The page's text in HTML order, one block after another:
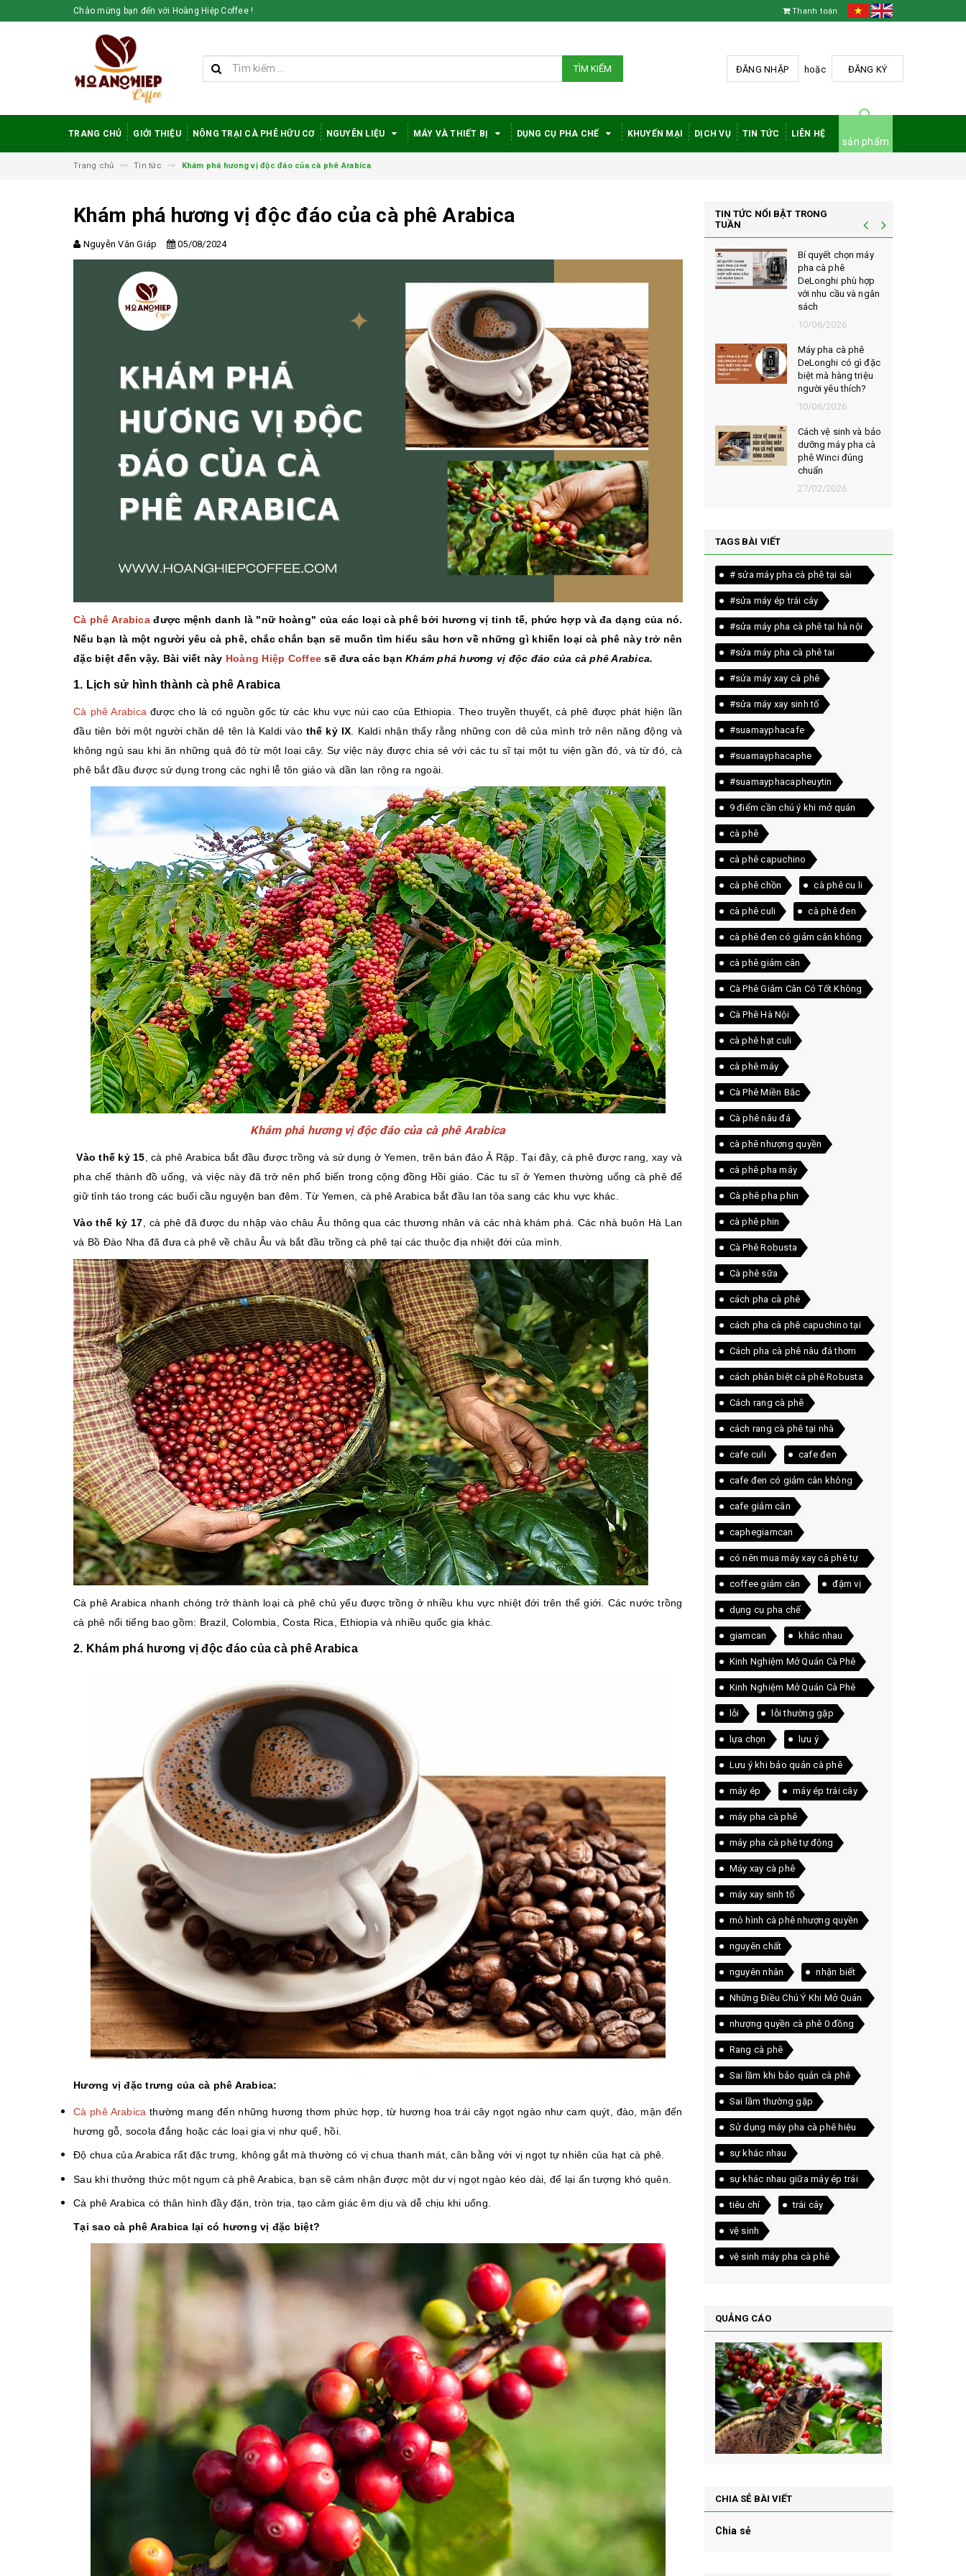
Chào mừng bạn đến với Hoàng Hiệp Coffee ! Thanh toán
TÌM KIẾM ĐĂNG NHẬP hoặc ĐĂNG KÝ
TRANG CHỦ GIỚI THIỆU NÔNG TRẠI CÀ PHÊ HỮU CƠ NGUYÊN LIỆU MÁY VÀ THIẾT BỊ DỤNG CỤ PHA CHẾ KHUYẾN MẠI DỊCH VỤ TIN TỨC LIÊN HỆ
sản phẩm
Trang chủ Tin tức Khám phá hương vị độc đáo của cà phê Arabica
Khám phá hương vị độc đáo của cà phê Arabica
Nguyễn Văn Giáp 05/08/2024
Cà phê Arabicađược mệnh danh là "nữ hoàng" của các loại cà phê bởi hương vị tinh tế, phức hợp và đa dạng của nó.
Nếu bạn là một người yêu cà phê, chắc chắn bạn sẽ muốn tìm hiểu sâu hơn về những gì khiến loại cà phê này trở nên
đặc biệt đến vậy. Bài viết này Hoàng Hiệp Coffeesẽ đưa các bạn Khám phá hương vị độc đáo của cà phê Arabica.
1. Lịch sử hình thành cà phê Arabica
Cà phê Arabica được cho là có nguồn gốc từ các khu vực núi cao của Ethiopia. Theo truyền thuyết, cà phê được phát hiện lần
đầu tiên bởi một người chăn dê tên là Kaldi vào thế kỷ IX . Kaldi nhận thấy rằng những con dê của mình trở nên năng động và
không ngủ sau khi ăn những quả đỏ từ một loại cây. Sự việc này được chia sẻ với các tu sĩ tại một tu viện gần đó, và từ đó, cà
phê bắt đầu được sử dụng trong các nghi lễ tôn giáo và dần lan rộng ra ngoài.
Khám phá hương vị độc đáo của cà phê Arabica
Vào thế kỷ 15 , cà phê Arabica bắt đầu được trồng và sử dụng ở Yemen, trên bán đảo Ả Rập. Tại đây, cà phê được rang, xay và
pha chế thành đồ uống, và việc này đã trở nên phổ biến trong cộng đồng Hồi giáo. Các tu sĩ ở Yemen thường uống cà phê để
giữ tỉnh táo trong các buổi cầu nguyện ban đêm. Từ Yemen, cà phê Arabica bắt đầu lan tỏa sang các khu vực khác.
Vào thế kỷ 17 , cà phê đã được du nhập vào châu Âu thông qua các thương nhân và các nhà khám phá. Các nhà buôn Hà Lan
và Bồ Đào Nha đã đưa cà phê về châu Âu và bắt đầu trồng cà phê tại các thuộc địa nhiệt đới của mình.
Cà phê Arabica nhanh chóng trở thành loại cà phê chủ yếu được trồng ở nhiều khu vực nhiệt đới trên thế giới. Các nước trồng
cà phê nổi tiếng bao gồm: Brazil, Colombia, Costa Rica, Ethiopia và nhiều quốc gia khác.
2. Khám phá hương vị độc đáo của cà phê Arabica
Hương vị đặc trưng của cà phê Arabica:
Cà phê Arabica thường mang đến những hương thơm phức hợp, từ hương hoa trái cây ngọt ngào như cam quýt, đào, mận đến
hương gỗ, socola đắng hoặc các loại gia vị như quế, hồi.
Độ chua của Arabica rất đặc trưng, không gắt mà thường có vị chua thanh mát, cân bằng với vị ngọt tự nhiên của hạt cà phê.
Sau khi thưởng thức một ngụm cà phê Arabica, bạn sẽ cảm nhận được một dư vị ngọt ngào kéo dài, để lại ấn tượng khó quên.
Cà phê Arabica có thân hình đầy đặn, tròn trịa, tạo cảm giác êm dịu và dễ chịu khi uống.
Tại sao cà phê Arabica lại có hương vị đặc biệt?
TIN TỨC NỔI BẬT TRONG
TUẦN
cà phê hạt rang
mộc thơm ngon,
chuẩn vị
Những tiêu chí đánh
giá một loại bột cà
phê nguyên chất
ngon
DeLonghi phù hợp
với nhu cầu và ngân
sách
10/06/2026
Máy pha cà phê
DeLonghi có gì đặc
biệt mà hàng triệu
người yêu thích?
10/06/2026
Cách vệ sinh và bảo
dưỡng máy pha cà
27/02/2026
được đánh giá cao
Bí quyết chọn mua
cà phê hạt rang
mộc thơm ngon,
chuẩn vị
10/06/2026
Những tiêu chí đánh
giá một loại bột cà
ngon
10/06/2026
Bí quyết chọn máy
pha cà phê
DeLonghi phù hợp
với nhu cầu và ngân
sách
10/06/2026
Máy pha cà phê
DeLonghi có gì đặc
biệt mà hàng triệu
người yêu thích?
10/06/2026
Cách vệ sinh và bảo
dưỡng máy pha cà
phê Winci đúng
chuẩn
27/02/2026
TAGS BÀI VIẾT
# sửa máy pha cà phê tại sài
gòn
#sửa máy ép trái cây
#sửa máy pha cà phê tại hà nội
#sửa máy pha cà phê tai
quảng trị
#sửa máy xay cà phê
#sửa máy xay sinh tố
#suamayphacafe
#suamayphacaphe
#suamayphacapheuytin
9 điểm cần chú ý khi mở quán
cà phê
cà phê
cà phê capuchino
cà phê chồn cà phê cu li
cà phê culi cà phê đen
cà phê đen có giảm cân không
cà phê giảm cân
Cà Phê Giảm Cân Có Tốt Không
Cà Phê Hà Nội
cà phê hạt culi
cà phê máy
Cà Phê Miền Bắc
Cà phê nâu đá
cà phê nhượng quyền
cà phê pha máy
Cà phê pha phin
cà phê phin
Cà Phê Robusta
Cà phê sữa
cách pha cà phê
cách pha cà phê capuchino tại
nhà
Cách pha cà phê nâu đá thơm
ngon ngay tại nhà
cách phân biệt cà phê Robusta
và Arabica
Cách rang cà phê
cách rang cà phê tại nhà
cafe culi cafe đen
cafe đen có giảm cân không
cafe giảm cân
caphegiamcan
có nên mua máy xay cà phê tự
động
coffee giảm cân đậm vị
dụng cụ pha chế
giamcan khác nhau
Kinh Nghiệm Mở Quán Cà Phê
Kinh Nghiệm Mở Quán Cà Phê
Thực Tế
lỗi lỗi thường gặp
lựa chọn lưu ý
Lưu ý khi bảo quản cà phê
máy ép máy ép trái cây
máy pha cà phê
máy pha cà phê tự động
Máy xay cà phê
máy xay sinh tố
mô hình cà phê nhượng quyền
nguyên chất
nguyên nhân nhận biết
Những Điều Chú Ý Khi Mở Quán
Cà Phê
nhượng quyền cà phê 0 đồng
Rang cà phê
Sai lầm khi bảo quản cà phê
Sai lầm thường gặp
Sử dụng máy pha cà phê hiệu
quả
sự khác nhau
sự khác nhau giữa máy ép trái
cây và máy xay sinh tố
tiêu chí trái cây
vệ sinh
vệ sinh máy pha cà phê
QUẢNG CÁO
CHIA SẺ BÀI VIẾT
Chia sẻ